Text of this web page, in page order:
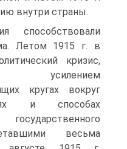
внутри страны.
способствовали
Летом 1915 г. в
кризис,
усилением
кругах вокруг
и способах
весьма